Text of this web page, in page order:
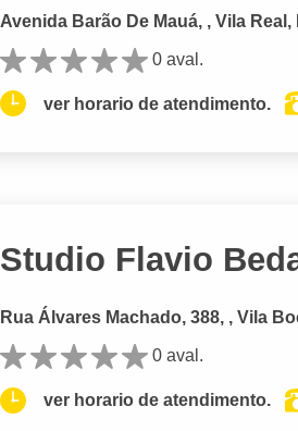
Avenida Barão De Mauá, , Vila Real,
0 aval.
ver horario de atendimento.
Studio Flavio
Rua Álvares Machado, 388, , Vila
0 aval.
ver horario de atendimento.